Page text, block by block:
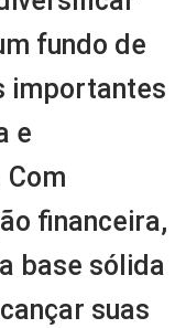
fundo de
importantes
e
financeira,
base sólida
suas